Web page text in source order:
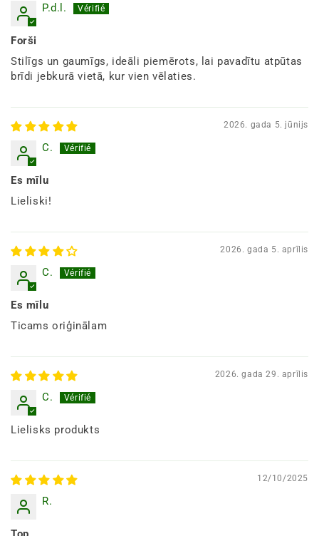
P.d.l.
Forši
Stilīgs un gaumīgs, ideāli piemērots, lai pavadītu atpūtas
brīdi jebkurā vietā, kur vien vēlaties.
2026. gada 5. jūnijs
C.
Es mīlu
Lieliski!
2026. gada 5. aprīlis
C.
Es mīlu
Ticams oriģinālam
2026. gada 29. aprīlis
C.
Lielisks produkts
12/10/2025
R.